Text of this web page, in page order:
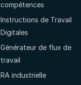
compétences
Instructions de Travail
Digitales
Générateur de flux de
travail
RA industrielle